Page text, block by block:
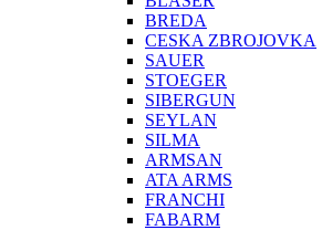
BREDA
CESKA ZBROJOVKA
SAUER
STOEGER
SIBERGUN
SEYLAN
SILMA
ARMSAN
ATA ARMS
FRANCHI
FABARM